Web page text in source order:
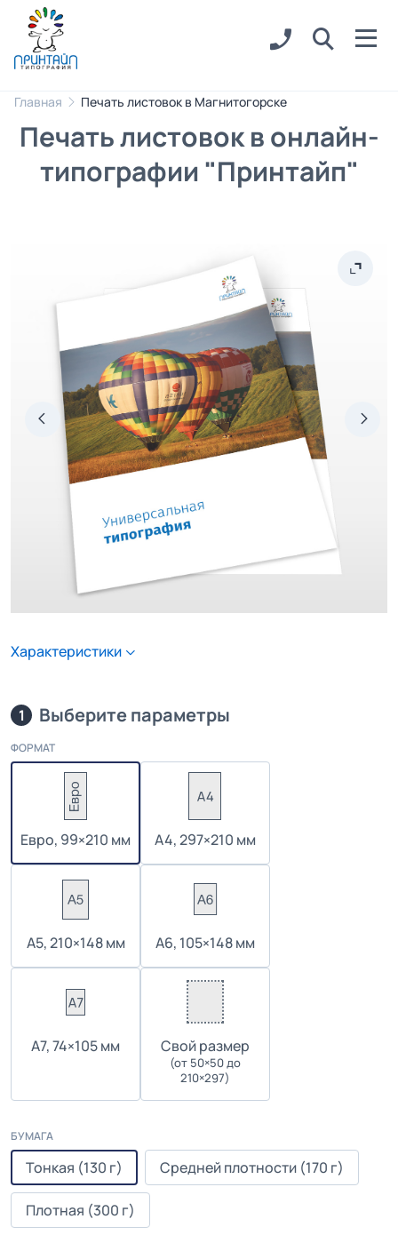
Главная Печать листовок в Магнитогорске
Печать листовок в онлайн-
типографии "Принтайп"
Характеристики
1 Выберите параметры
ФОРМАТ
Евро, 99×210 мм А4, 297×210 мм
А5, 210×148 мм А6, 105×148 мм
А7, 74×105 мм Cвой размер
(от 50×50 до
210×297)
БУМАГА
Тонкая (130 г) Средней плотности (170 г)
Плотная (300 г)